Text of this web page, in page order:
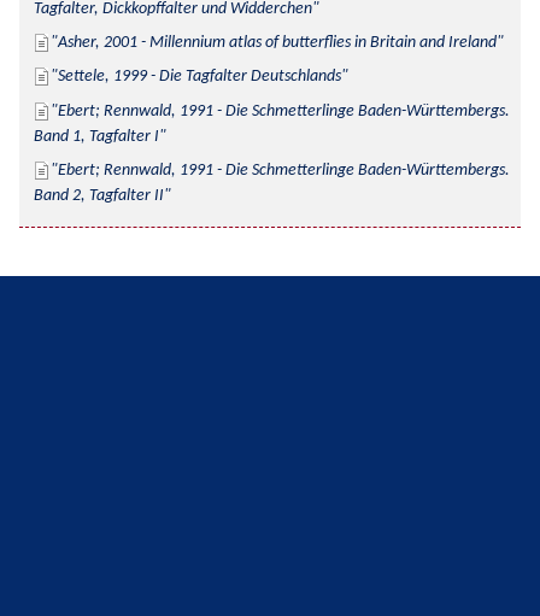
Tagfalter, Dickkopffalter und Widderchen
Asher, 2001 - Millennium atlas of butterflies in Britain and Ireland
Settele, 1999 - Die Tagfalter Deutschlands
Ebert; Rennwald, 1991 - Die Schmetterlinge Baden-Württembergs.
Band 1, Tagfalter I
Ebert; Rennwald, 1991 - Die Schmetterlinge Baden-Württembergs.
Band 2, Tagfalter II